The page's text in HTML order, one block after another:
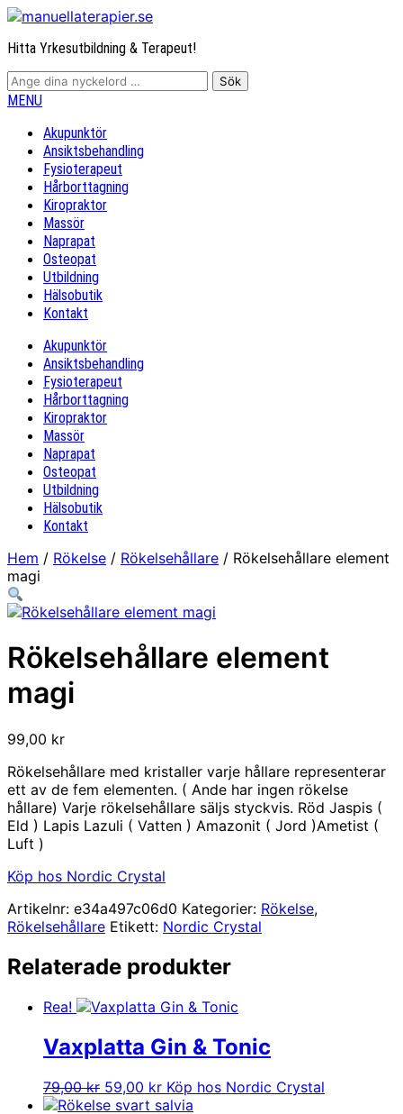
Hitta Yrkesutbildning & Terapeut!
MENU
Akupunktör
Ansiktsbehandling
Fysioterapeut
Hårborttagning
Kiropraktor
Massör
Naprapat
Osteopat
Utbildning
Hälsobutik
Kontakt
Akupunktör
Ansiktsbehandling
Fysioterapeut
Hårborttagning
Kiropraktor
Massör
Naprapat
Osteopat
Utbildning
Hälsobutik
Kontakt
Hem / Rökelse / Rökelsehållare / Rökelsehållare element
magi
Rökelsehållare element
magi
99,00 kr
Rökelsehållare med kristaller varje hållare representerar
ett av de fem elementen. ( Ande har ingen rökelse
hållare) Varje rökelsehållare säljs styckvis. Röd Jaspis (
Eld ) Lapis Lazuli ( Vatten ) Amazonit ( Jord )Ametist (
Luft )
Köp hos Nordic Crystal
Artikelnr: e34a497c06d0 Kategorier: Rökelse,
Rökelsehållare Etikett: Nordic Crystal
Relaterade produkter
Rea!
Vaxplatta Gin & Tonic
79,00kr Det
ursprungliga
59,00 krDet
nuvarande
Köp hos Nordic Crystal